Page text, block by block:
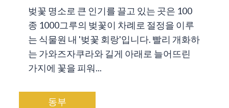
벚꽃 명소로 큰 인기를 끌고 있는 곳은 100
종 1000그루의 벚꽃이 차례로 절정을 이루
는 식물원 내 '벚꽃 회랑'입니다. 빨리 개화하
는 가와즈자쿠라와 길게 아래로 늘어뜨린
가지에 꽃을 피워...
동부